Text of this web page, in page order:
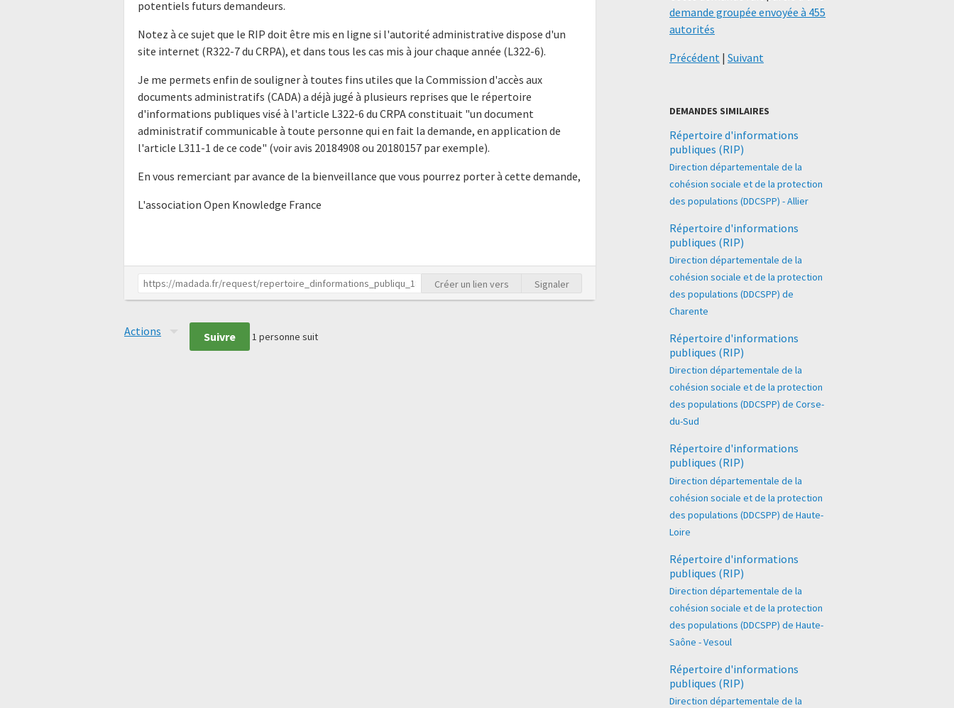
potentiels futurs demandeurs.
Notez à ce sujet que le RIP doit être mis en ligne si l'autorité administrative dispose d'un
site internet (R322-7 du CRPA), et dans tous les cas mis à jour chaque année (L322-6).
Je me permets enfin de souligner à toutes fins utiles que la Commission d'accès aux
documents administratifs (CADA) a déjà jugé à plusieurs reprises que le répertoire
d'informations publiques visé à l'article L322-6 du CRPA constituait "un document
administratif communicable à toute personne qui en fait la demande, en application de
l'article L311-1 de ce code" (voir avis 20184908 ou 20180157 par exemple).
En vous remerciant par avance de la bienveillance que vous pourrez porter à cette demande,
L'association Open Knowledge France
Créer un lien vers Signaler
Actions Suivre 1 personne suit
demande groupée envoyée à 455
autorités
Précédent | Suivant
DEMANDES SIMILAIRES
Répertoire d'informations
publiques (RIP)
Direction départementale de la
cohésion sociale et de la protection
des populations (DDCSPP) - Allier
Répertoire d'informations
publiques (RIP)
Direction départementale de la
cohésion sociale et de la protection
des populations (DDCSPP) de
Charente
Répertoire d'informations
publiques (RIP)
Direction départementale de la
cohésion sociale et de la protection
des populations (DDCSPP) de Corse-
du-Sud
Répertoire d'informations
publiques (RIP)
Direction départementale de la
cohésion sociale et de la protection
des populations (DDCSPP) de Haute-
Loire
Répertoire d'informations
publiques (RIP)
Direction départementale de la
cohésion sociale et de la protection
des populations (DDCSPP) de Haute-
Saône - Vesoul
Répertoire d'informations
publiques (RIP)
Direction départementale de la